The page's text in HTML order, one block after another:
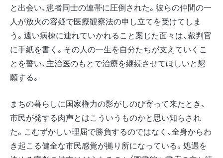
と出会い、患者同士の連帯に圧倒された。彼らの仲間の一
人が放火の容疑で医療観察法の申し立てを受けてしま
う。遠い病棟に連れていかれること案じた面々は、裁判官
に手紙を書く。その人の一生を自分たちが支えていくこ
とを誓い、主治医のもとで治療を継続させてほしいと懇
願する。
まちの暮らしに国家権力の影がしのび寄って来たとき、
市民が発する肉声とはこういうものかと思い知らされ
た。こむずかしい理屈で勝負するのではなく、全身からわ
き起こる健全な市民感覚が拠り所になっている。処遇を